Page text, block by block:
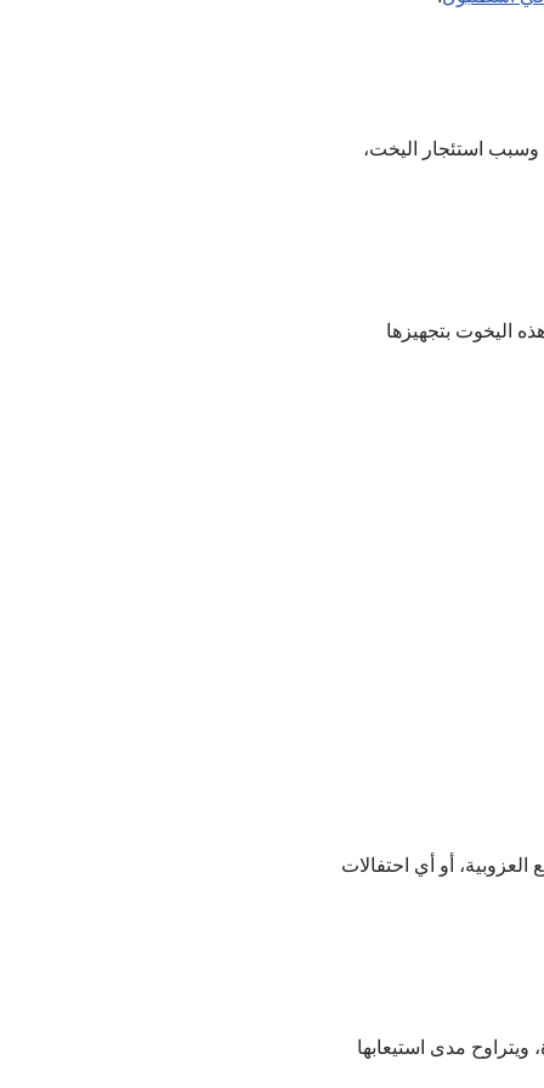
وسبب استئجار اليخت،
يتراوح بين 100 حتى 120 شخصاً، وتتمتع هذه اليخوت بتجهيزها
أو أي احتفالات
مدى استيعابها